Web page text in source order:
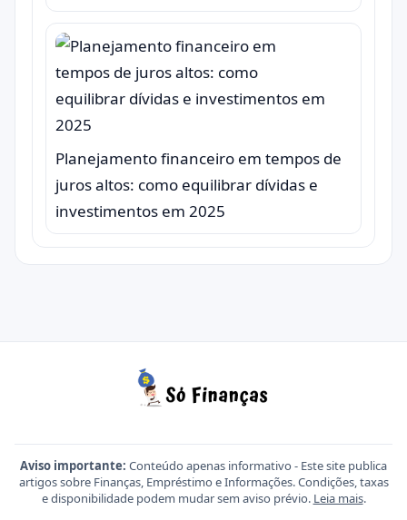
Planejamento financeiro em tempos de
juros altos: como equilibrar dívidas e
investimentos em 2025
Aviso importante: Conteúdo apenas informativo - Este site publica
artigos sobre Finanças, Empréstimo e Informações. Condições, taxas
e disponibilidade podem mudar sem aviso prévio. Leia mais.